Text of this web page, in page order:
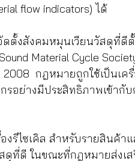
flow indicators) ได้
งสังคมหมุนเวียนวัสดุที่ดี
Material Cycle
กฎหมายถูกใช้เป็นเค
รอย่างมีประสิทธิภาพเข้ากั
รีไซเคิล สำหรับรายสินค้า
ดุที่ดี ในขณะที่กฎหมายส่งเ